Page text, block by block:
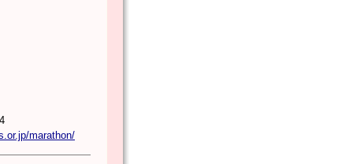
marathon/